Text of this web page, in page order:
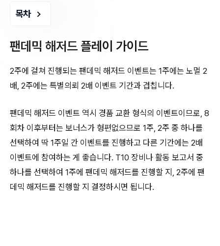
목차
팬데믹 해저드 플레이 가이드
2주에 걸쳐 진행되는 팬데믹 해저드 이벤트는 1주에는 노멀 2
배, 2주에는 특별의뢰 2배 이벤트 기간과 겹칩니다.
팬데믹 해저드 이벤트 역시 경품 교환 형식의 이벤트이므로, 8
회차 이후부터는 보너스가 형편없으므로 1주, 2주 중 하나를
선택하여 딱 1주일 간 이벤트를 진행하고 다른 기간에는 2배
이벤트에 참여하는 게 좋습니다. T10 장비나 활동 보고서 중
하나를 선택하여 1주에 팬데믹 해저드를 진행할 지, 2주에 팬
데믹 해저드를 진행할 지 결정하시면 됩니다.